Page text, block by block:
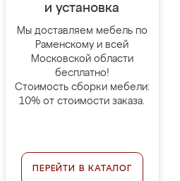
и установка
Мы доставляем мебель по
Раменскому и всей
Московской области
бесплатно!
Стоимость сборки мебели:
10% от стоимости заказа.
ПЕРЕЙТИ В КАТАЛОГ